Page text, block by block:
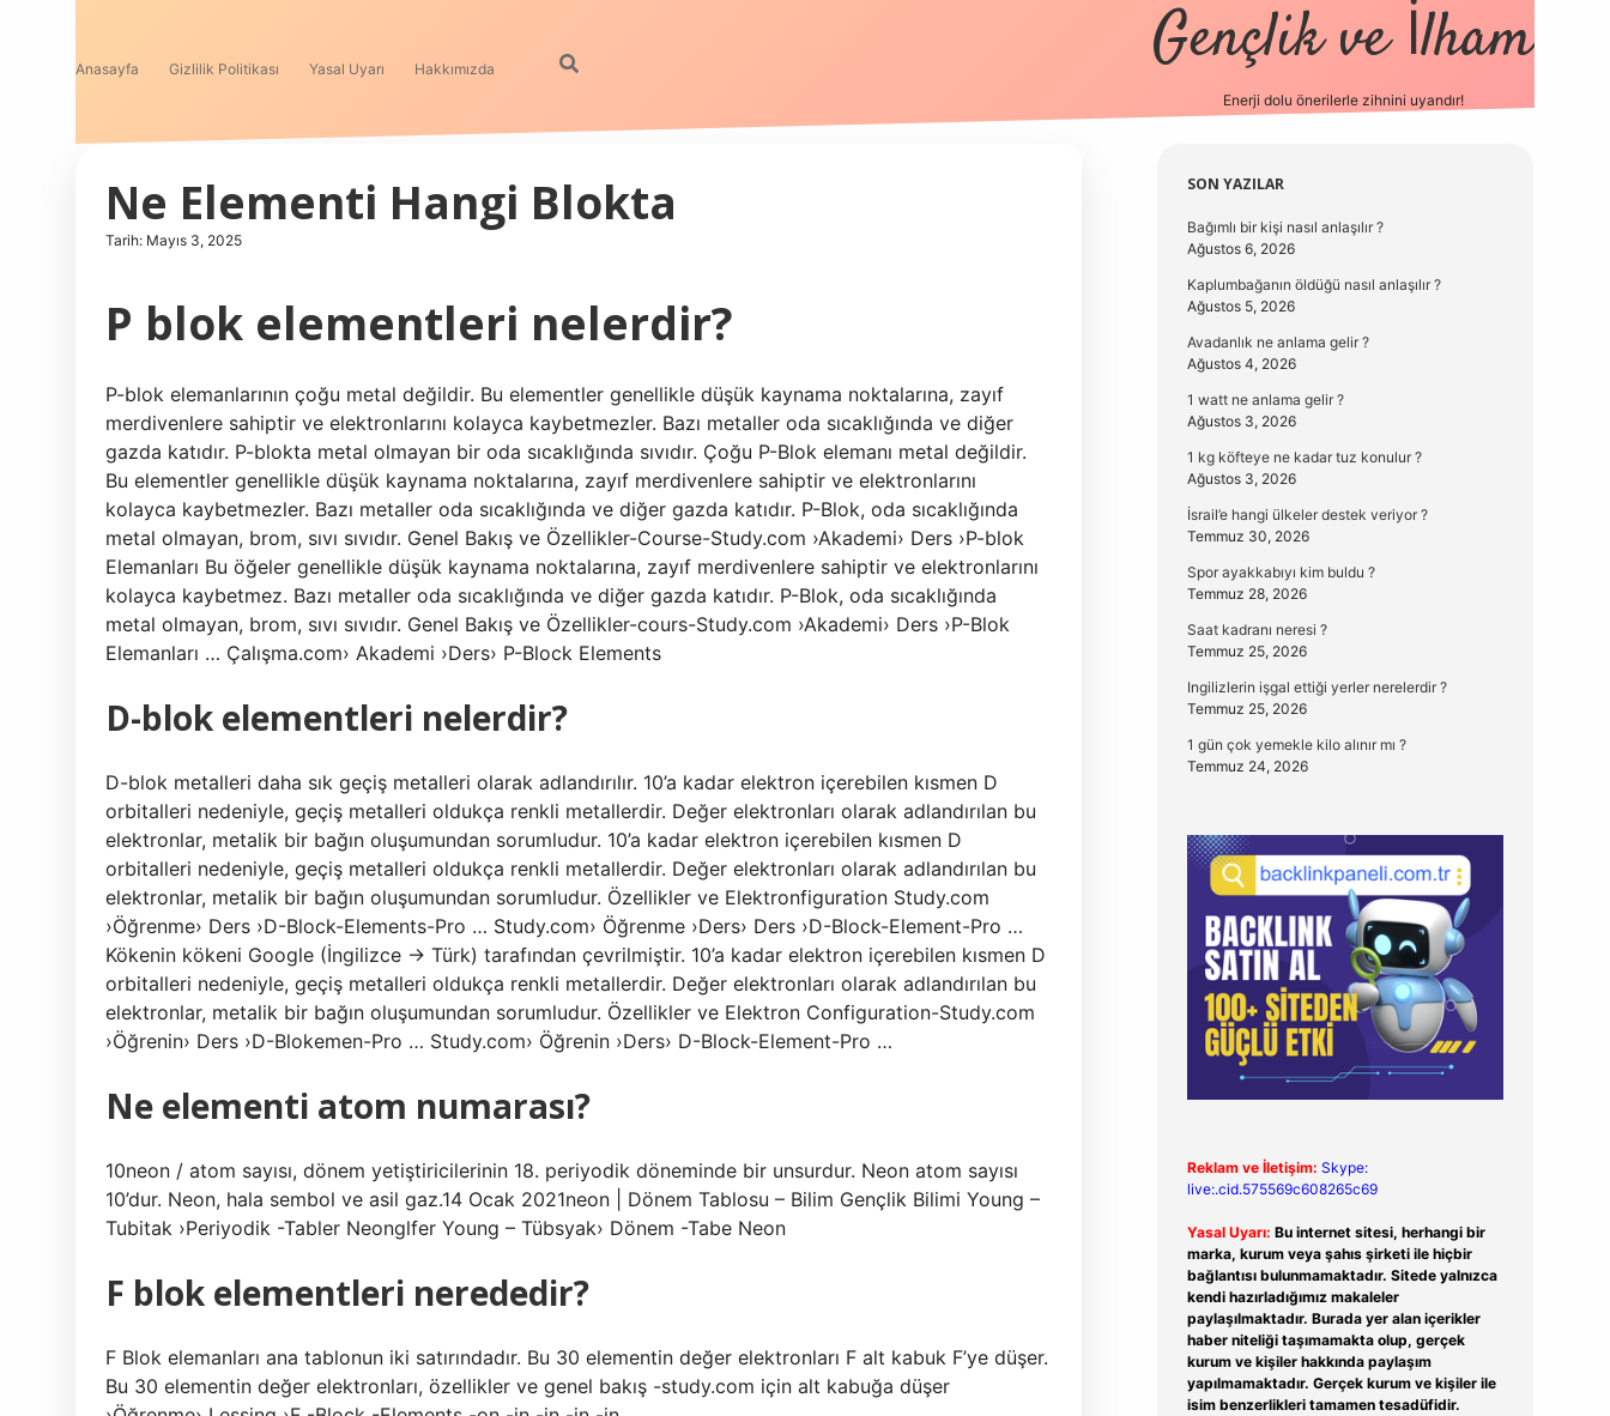
Anasayfa Gizlilik Politikası Yasal Uyarı Hakkımızda Gençlik ve İlham
Enerji dolu önerilerle zihnini uyandır!
Ne Elementi Hangi Blokta
Tarih: Mayıs 3, 2025
P blok elementleri nelerdir?
P-blok elemanlarının çoğu metal değildir. Bu elementler genellikle düşük kaynama noktalarına, zayıf
merdivenlere sahiptir ve elektronlarını kolayca kaybetmezler. Bazı metaller oda sıcaklığında ve diğer
gazda katıdır. P-blokta metal olmayan bir oda sıcaklığında sıvıdır. Çoğu P-Blok elemanı metal değildir.
Bu elementler genellikle düşük kaynama noktalarına, zayıf merdivenlere sahiptir ve elektronlarını
kolayca kaybetmezler. Bazı metaller oda sıcaklığında ve diğer gazda katıdır. P-Blok, oda sıcaklığında
metal olmayan, brom, sıvı sıvıdır. Genel Bakış ve Özellikler-Course-Study.com ›Akademi› Ders ›P-blok
Elemanları Bu öğeler genellikle düşük kaynama noktalarına, zayıf merdivenlere sahiptir ve elektronlarını
kolayca kaybetmez. Bazı metaller oda sıcaklığında ve diğer gazda katıdır. P-Blok, oda sıcaklığında
metal olmayan, brom, sıvı sıvıdır. Genel Bakış ve Özellikler-cours-Study.com ›Akademi› Ders ›P-Blok
Elemanları … Çalışma.com› Akademi ›Ders› P-Block Elements
D-blok elementleri nelerdir?
D-blok metalleri daha sık geçiş metalleri olarak adlandırılır. 10’a kadar elektron içerebilen kısmen D
orbitalleri nedeniyle, geçiş metalleri oldukça renkli metallerdir. Değer elektronları olarak adlandırılan bu
elektronlar, metalik bir bağın oluşumundan sorumludur. 10’a kadar elektron içerebilen kısmen D
orbitalleri nedeniyle, geçiş metalleri oldukça renkli metallerdir. Değer elektronları olarak adlandırılan bu
elektronlar, metalik bir bağın oluşumundan sorumludur. Özellikler ve Elektronfiguration Study.com
›Öğrenme› Ders ›D-Block-Elements-Pro … Study.com› Öğrenme ›Ders› Ders ›D-Block-Element-Pro …
Kökenin kökeni Google (İngilizce → Türk) tarafından çevrilmiştir. 10’a kadar elektron içerebilen kısmen D
orbitalleri nedeniyle, geçiş metalleri oldukça renkli metallerdir. Değer elektronları olarak adlandırılan bu
elektronlar, metalik bir bağın oluşumundan sorumludur. Özellikler ve Elektron Configuration-Study.com
›Öğrenin› Ders ›D-Blokemen-Pro … Study.com› Öğrenin ›Ders› D-Block-Element-Pro …
Ne elementi atom numarası?
10neon / atom sayısı, dönem yetiştiricilerinin 18. periyodik döneminde bir unsurdur. Neon atom sayısı
10’dur. Neon, hala sembol ve asil gaz.14 Ocak 2021neon | Dönem Tablosu – Bilim Gençlik Bilimi Young –
Tubitak ›Periyodik -Tabler Neonglfer Young – Tübsyak› Dönem -Tabe Neon
F blok elementleri nerededir?
F Blok elemanları ana tablonun iki satırındadır. Bu 30 elementin değer elektronları F alt kabuk F’ye düşer.
Bu 30 elementin değer elektronları, özellikler ve genel bakış -study.com için alt kabuğa düşer
Sidebar
SON YAZILAR
Bağımlı bir kişi nasıl anlaşılır ?
Ağustos 6, 2026
Kaplumbağanın öldüğü nasıl anlaşılır ?
Ağustos 5, 2026
Avadanlık ne anlama gelir ?
Ağustos 4, 2026
1 watt ne anlama gelir ?
Ağustos 3, 2026
1 kg köfteye ne kadar tuz konulur ?
Ağustos 3, 2026
İsrail’e hangi ülkeler destek veriyor ?
Temmuz 30, 2026
Spor ayakkabıyı kim buldu ?
Temmuz 28, 2026
Saat kadranı neresi ?
Temmuz 25, 2026
Ingilizlerin işgal ettiği yerler nerelerdir ?
Temmuz 25, 2026
1 gün çok yemekle kilo alınır mı ?
Temmuz 24, 2026
Reklam ve İletişim: Skype:
live:.cid.575569c608265c69
Yasal Uyarı: Bu internet sitesi, herhangi bir
marka, kurum veya şahıs şirketi ile hiçbir
bağlantısı bulunmamaktadır. Sitede yalnızca
kendi hazırladığımız makaleler
paylaşılmaktadır. Burada yer alan içerikler
haber niteliği taşımamakta olup, gerçek
kurum ve kişiler hakkında paylaşım
yapılmamaktadır. Gerçek kurum ve kişiler ile
isim benzerlikleri tamamen tesadüfidir.